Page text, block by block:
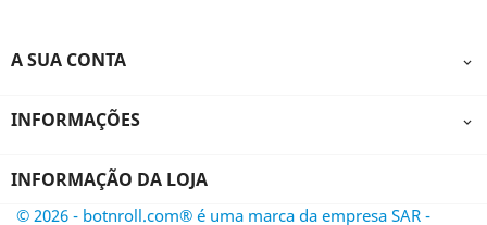
A SUA CONTA 
INFORMAÇÕES 
INFORMAÇÃO DA LOJA
© 2026 - botnroll.com® é uma marca da empresa SAR -